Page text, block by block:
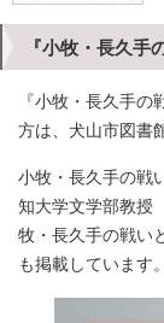
『小牧・長久手
『小牧・長久手
方は、犬山市図書
小牧・長久手の戦
知大学文学部教授
牧・長久手の戦い
も掲載しています。